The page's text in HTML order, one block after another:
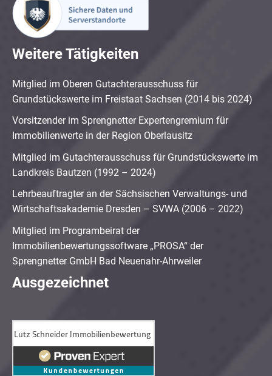
Weitere Tätigkeiten
Mitglied im Oberen Gutachterausschuss für
Grundstückswerte im Freistaat Sachsen (2014 bis 2024)
Vorsitzender im Sprengnetter Expertengremium für
Immobilienwerte in der Region Oberlausitz
Mitglied im Gutachterausschuss für Grundstückswerte im
Landkreis Bautzen (1992 – 2024)
Lehrbeauftragter an der Sächsischen Verwaltungs- und
Wirtschaftsakademie Dresden – SVWA (2006 – 2022)
Mitglied im Programbeirat der
Immobilienbewertungssoftware „PROSA“ der
Sprengnetter GmbH Bad Neuenahr-Ahrweiler
Ausgezeichnet